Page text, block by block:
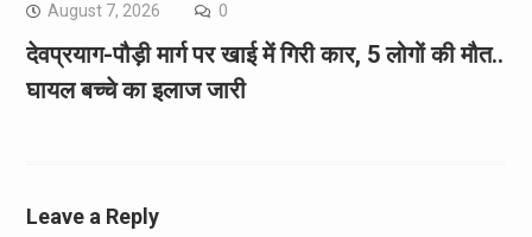
August 7, 2026 0
देवप्रयाग-पौड़ी मार्ग पर खाई में गिरी कार, 5 लोगों की मौत..
घायल बच्चे का इलाज जारी
Leave a Reply